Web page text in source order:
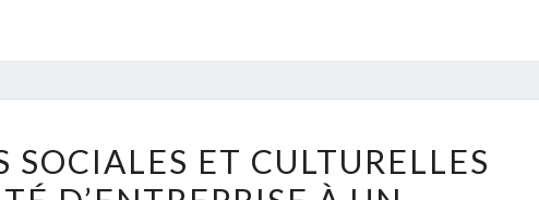
ACTIVITÉS
SOCIALES ET CULTURELLES